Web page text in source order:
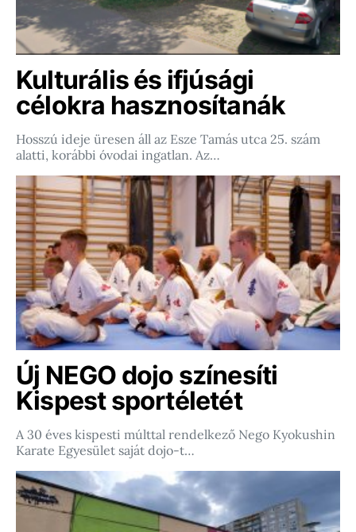
Kulturális és ifjúsági
célokra hasznosítanák
Hosszú ideje üresen áll az Esze Tamás utca 25. szám
alatti, korábbi óvodai ingatlan. Az…
Új NEGO dojo színesíti
Kispest sportéletét
A 30 éves kispesti múlttal rendelkező Nego Kyokushin
Karate Egyesület saját dojo-t…